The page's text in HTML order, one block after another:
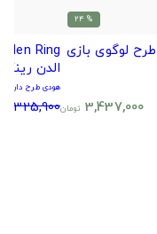
% 24
Elden Ring طرح لوگوی بازی
3,437,000 تومان
الدن رینگ
هودی طرح دار
5,325,900